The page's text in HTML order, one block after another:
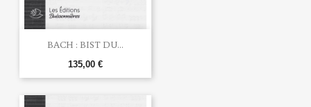
BACH : BIST DU...
135,00 €